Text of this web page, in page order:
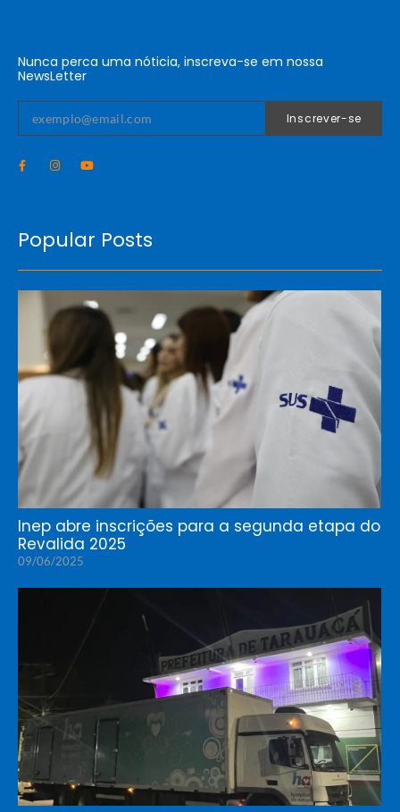
Nunca perca uma nóticia, inscreva-se em nossa
NewsLetter
Inscrever-se
Popular Posts
Inep abre inscrições para a segunda etapa do
Revalida 2025
09/06/2025